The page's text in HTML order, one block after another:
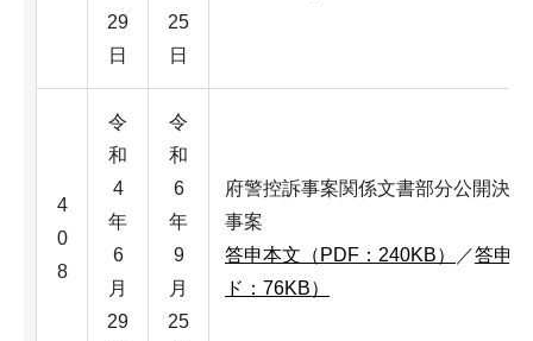
29
日
25
日
4
0
8
令
和
4
年
6
月
29
令
和
6
年
9
月
25
府警控訴事案関係文書部分公開決
事案
答申本文（PDF：240KB）
／答申
ド：76KB）